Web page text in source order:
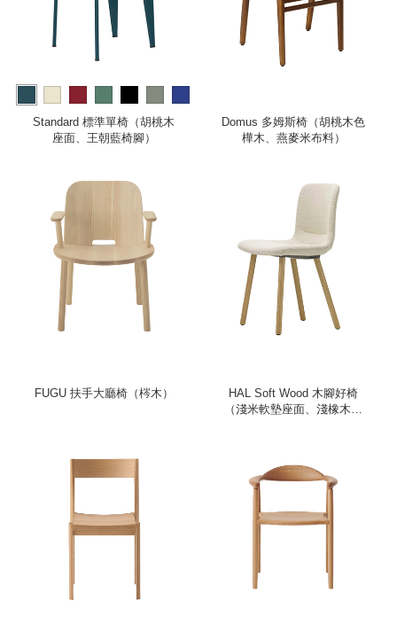
more
Standard 標準單椅（胡桃木
座面、王朝藍椅腳）
Domus 多姆斯椅（胡桃木色
樺木、燕麥米布料）
FUGU 扶手大廳椅（梣木）
HAL Soft Wood 木腳好椅
（淺米軟墊座面、淺橡木椅